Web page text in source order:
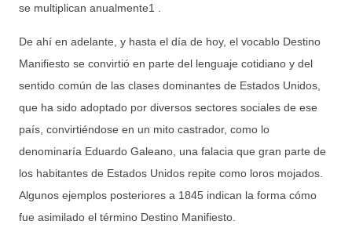
se multiplican anualmente1 .
De ahí en adelante, y hasta el día de hoy, el vocablo Destino
Manifiesto se convirtió en parte del lenguaje cotidiano y del
sentido común de las clases dominantes de Estados Unidos,
que ha sido adoptado por diversos sectores sociales de ese
país, convirtiéndose en un mito castrador, como lo
denominaría Eduardo Galeano, una falacia que gran parte de
los habitantes de Estados Unidos repite como loros mojados.
Algunos ejemplos posteriores a 1845 indican la forma cómo
fue asimilado el término Destino Manifiesto.